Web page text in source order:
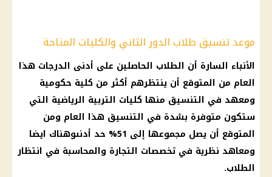
موعد تنسيق طلاب الدور الثاني والكليات المتاحة
الأنباء السارة أن الطلاب الحاصلين على أدنى الدرجات هذا
العام من المتوقع أن ينتظرهم أكثر من كلية حكومية
ومعهد في التنسيق منها كليات التربية الرياضية التي
ستكون متوفرة بشدة في التنسيق هذا العام ومن
المتوقع أن يصل مجموعها إلى 51% حد أدنىوهناك ايضا
ومعاهد نظرية في تخصصات التجارة والمحاسبة في انتظار
الطلاب.